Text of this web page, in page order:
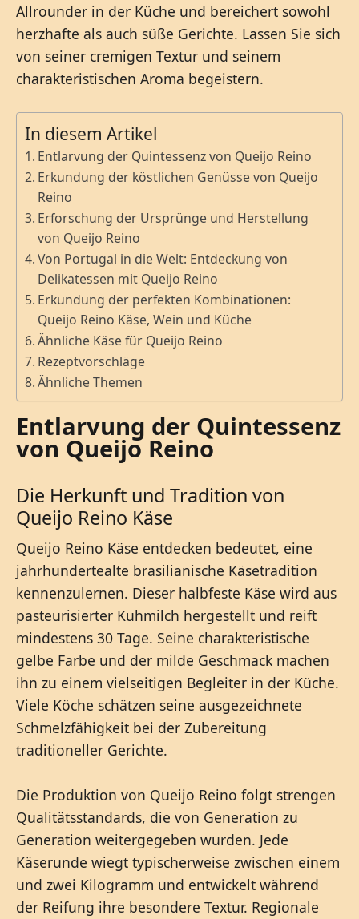
Allrounder in der Küche und bereichert sowohl
herzhafte als auch süße Gerichte. Lassen Sie sich
von seiner cremigen Textur und seinem
charakteristischen Aroma begeistern.
In diesem Artikel
Entlarvung der Quintessenz von Queijo Reino
Erkundung der köstlichen Genüsse von Queijo
Reino
Erforschung der Ursprünge und Herstellung
von Queijo Reino
Von Portugal in die Welt: Entdeckung von
Delikatessen mit Queijo Reino
Erkundung der perfekten Kombinationen:
Queijo Reino Käse, Wein und Küche
Ähnliche Käse für Queijo Reino
Rezeptvorschläge
Ähnliche Themen
Entlarvung der Quintessenz
von Queijo Reino
Die Herkunft und Tradition von
Queijo Reino Käse
Queijo Reino Käse entdecken bedeutet, eine
jahrhundertealte brasilianische Käsetradition
kennenzulernen. Dieser halbfeste Käse wird aus
pasteurisierter Kuhmilch hergestellt und reift
mindestens 30 Tage. Seine charakteristische
gelbe Farbe und der milde Geschmack machen
ihn zu einem vielseitigen Begleiter in der Küche.
Viele Köche schätzen seine ausgezeichnete
Schmelzfähigkeit bei der Zubereitung
traditioneller Gerichte.
Die Produktion von Queijo Reino folgt strengen
Qualitätsstandards, die von Generation zu
Generation weitergegeben wurden. Jede
Käserunde wiegt typischerweise zwischen einem
und zwei Kilogramm und entwickelt während
der Reifung ihre besondere Textur. Regionale